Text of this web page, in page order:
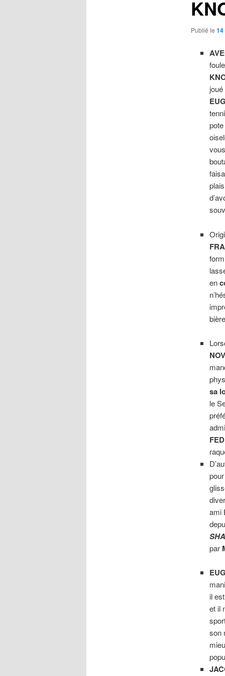
Publié le 14
pote
en
sa
le
pour
ami
par
il
et il
son